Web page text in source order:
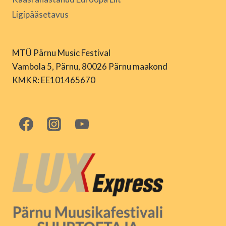
Ligipääsetavus
MTÜ Pärnu Music Festival
Vambola 5, Pärnu, 80026 Pärnu maakond
KMKR: EE101465670